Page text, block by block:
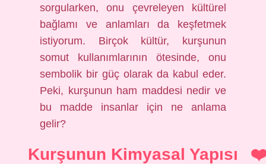
sorgularken, onu çevreleyen kültürel
bağlamı ve anlamları da keşfetmek
istiyorum. Birçok kültür, kurşunun
somut kullanımlarının ötesinde, onu
sembolik bir güç olarak da kabul eder.
Peki, kurşunun ham maddesi nedir ve
bu madde insanlar için ne anlama
gelir?
Kurşunun Kimyasal Yapısı